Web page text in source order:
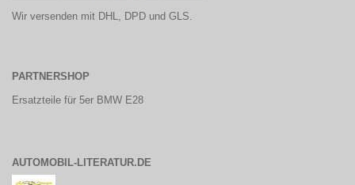
Wir versenden mit DHL, DPD und GLS.
PARTNERSHOP
Ersatzteile für 5er BMW E28
AUTOMOBIL-LITERATUR.DE